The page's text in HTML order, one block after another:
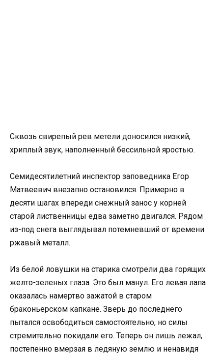
Сквозь свирепый рев метели доносился низкий,
хриплый звук, наполненный бессильной яростью.
Семидесятилетний инспектор заповедника Егор
Матвеевич внезапно остановился. Примерно в
десяти шагах впереди снежный занос у корней
старой лиственницы едва заметно двигался. Рядом
из-под снега выглядывал потемневший от времени
ржавый металл.
Из белой ловушки на старика смотрели два горящих
желто-зеленых глаза. Это был манул. Его левая лапа
оказалась намертво зажатой в старом
браконьерском капкане. Зверь до последнего
пытался освободиться самостоятельно, но силы
стремительно покидали его. Теперь он лишь лежал,
постепенно вмерзая в ледяную землю и ненавидя